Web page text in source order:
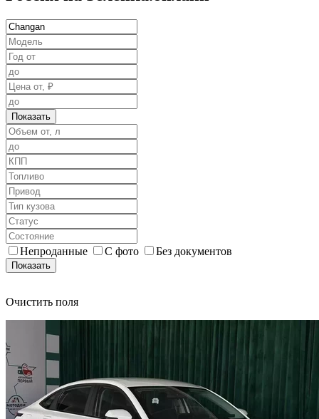
Показать
Непроданные С фото Без документов
Показать
Очистить поля